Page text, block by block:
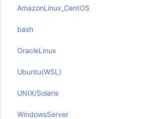
AmazonLinux_CentOS
bash
OracleLinux
Ubuntu(WSL)
UNIX/Solaris
WindowsServer